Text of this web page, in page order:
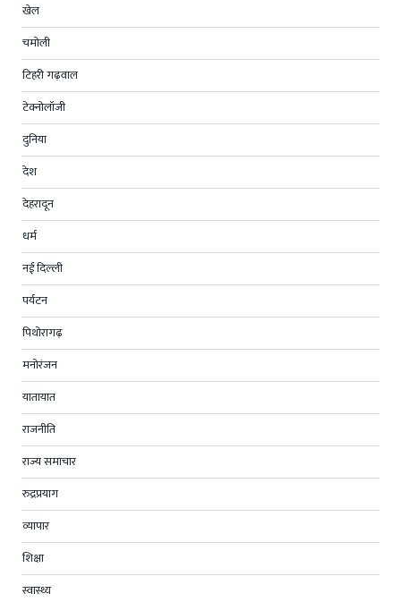
खेल
चमोली
टिहरी गढ़वाल
टेक्नोलॉजी
दुनिया
देश
देहरादून
धर्म
नई दिल्ली
पर्यटन
पिथोरागढ़
मनोरंजन
यातायात
राजनीति
राज्य समाचार
रुद्रप्रयाग
व्यापार
शिक्षा
स्वास्थ्य